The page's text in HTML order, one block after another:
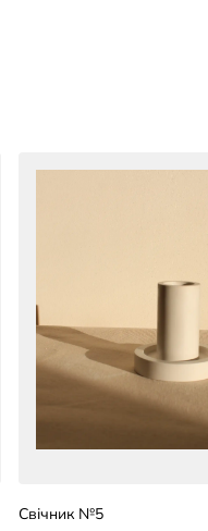
Свічник №5